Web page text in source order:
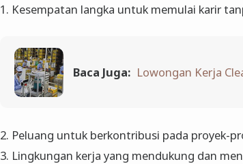
1. Kesempatan langka untuk memulai karir
Baca Juga: Lowongan Kerja
2. Peluang untuk berkontribusi pada proyek-
3. Lingkungan kerja yang mendukung dan